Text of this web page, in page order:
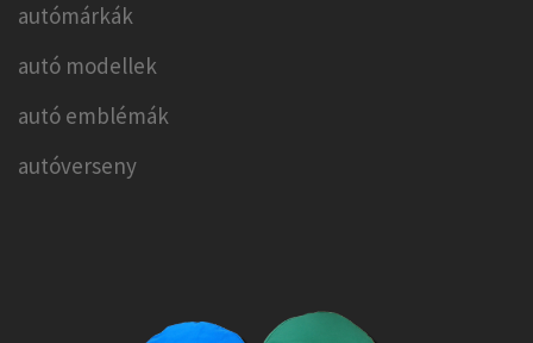
autómárkák
autó modellek
autó emblémák
autóverseny